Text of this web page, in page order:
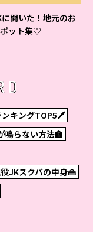
聞いた！地元のお
ット集♡
ンキングTOP5🖊
鳴らない方法🏫
JKスクバの中身👜